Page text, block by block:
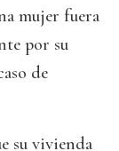
mujer fuera
por su
de
su vivienda